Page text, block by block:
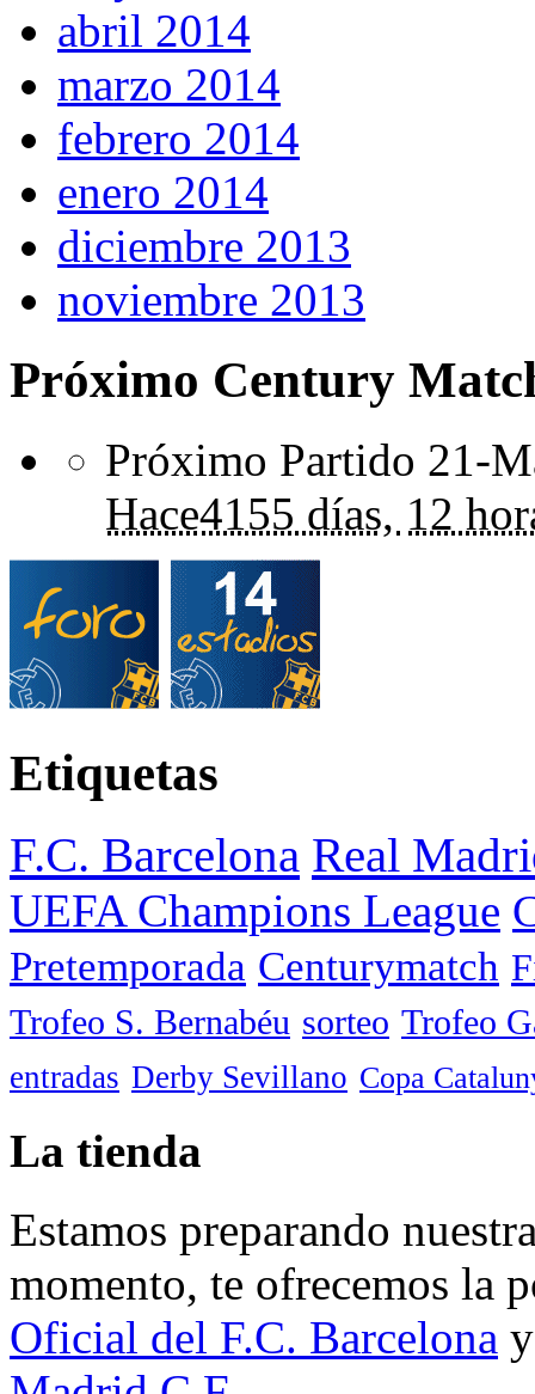
abril 2014
marzo 2014
febrero 2014
enero 2014
diciembre 2013
noviembre 2013
Próximo Century
Próximo Partido 21-
Hace4155 días, 12
Etiquetas
F.C. Barcelona Real
UEFA Champions League
Pretemporada Centurymatch
Trofeo S. Bernabéu sorteo Trofeo
entradas Derby Sevillano Copa
La tienda
Estamos preparando
momento, te ofrecemos la
Oficial del F.C. Barcelona